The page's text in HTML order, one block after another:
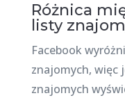
Różnica
listy
Facebook
znajomych, więc
znajomych